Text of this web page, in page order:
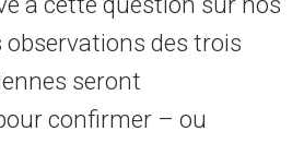
des trois
seront
confirmer – ou